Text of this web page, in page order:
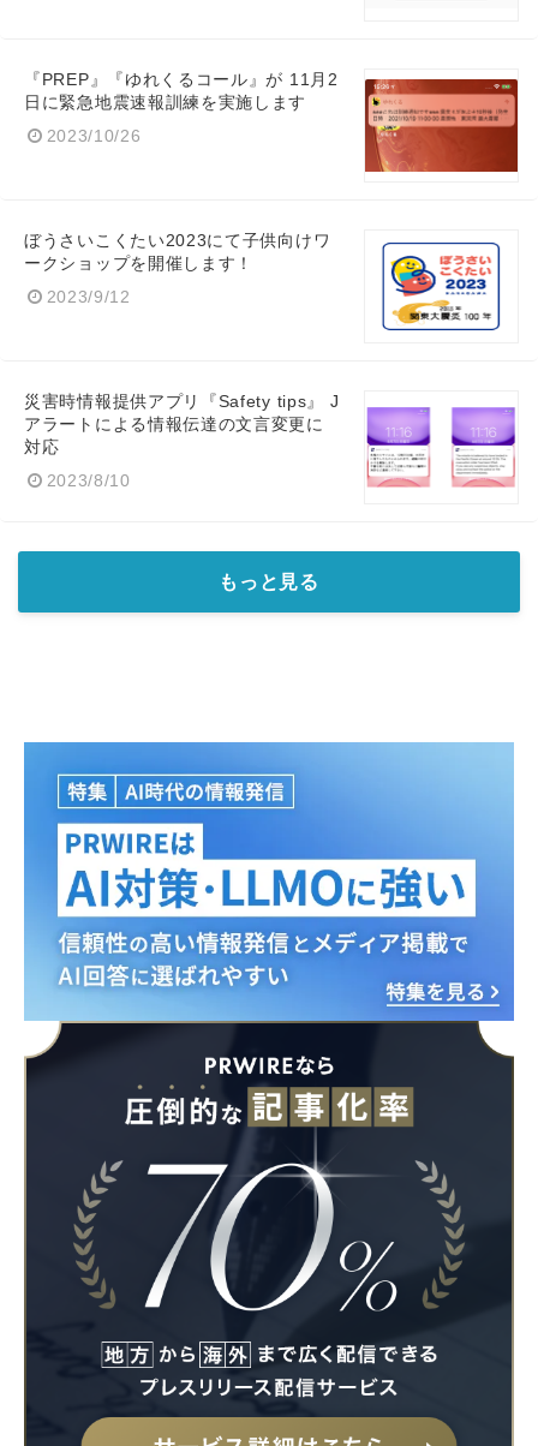
『PREP』『ゆれくるコール』が 11月2
日に緊急地震速報訓練を実施します
2023/10/26
ぼうさいこくたい2023にて子供向けワ
ークショップを開催します！
2023/9/12
災害時情報提供アプリ『Safety tips』 J
アラートによる情報伝達の文言変更に
対応
2023/8/10
もっと見る